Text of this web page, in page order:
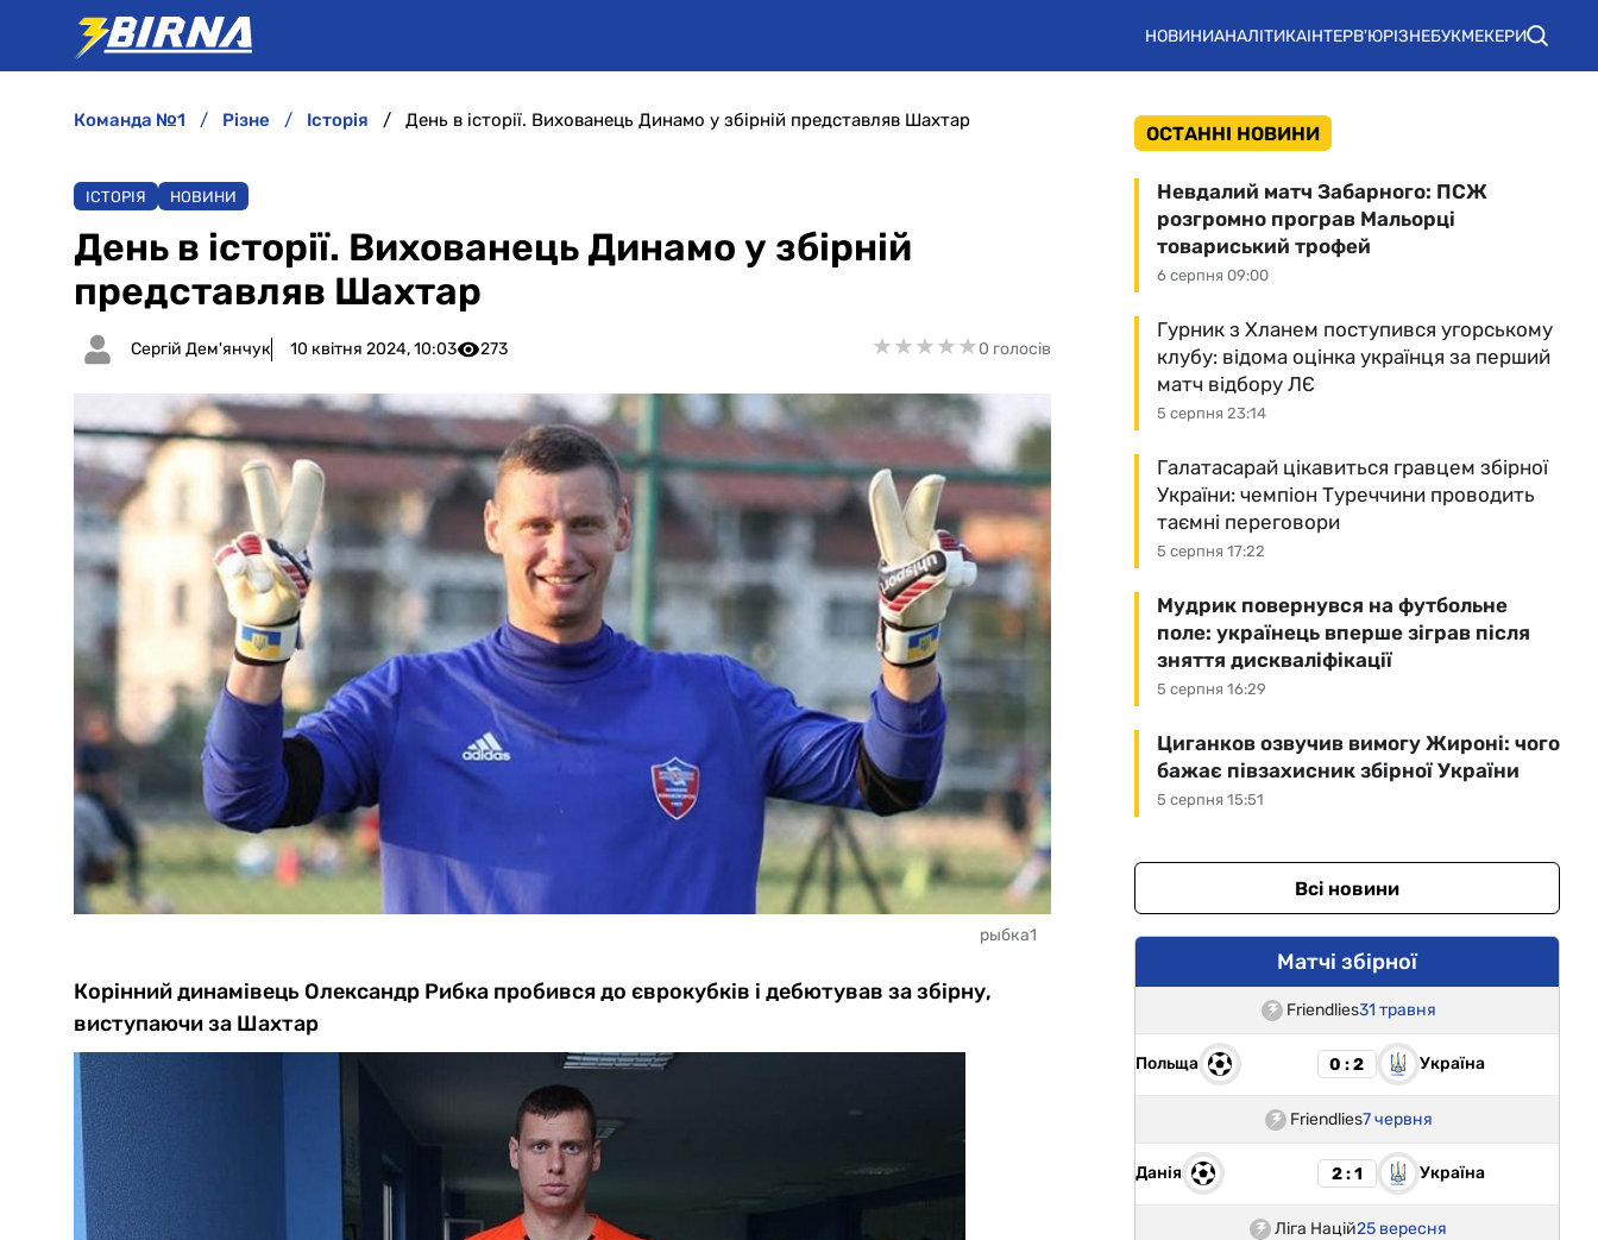
НОВИНИАНАЛІТИКАІНТЕРВ'ЮРІЗНЕБУКМЕКЕРИ
команда №1 різне історія День в історії. Вихованець Динамо у збірній представляв Шахтар
ІСТОРІЯ НОВИНИ
День в історії. Вихованець Динамо у збірній
представляв Шахтар
Сергій Дем'янчук 10 квітня 2024, 10:03 273 ★★★★★
★★★★★0 голосів
рыбка1
Корінний динамівець Олександр Рибка пробився до єврокубків і дебютував за збірну,
виступаючи за Шахтар
ОСТАННІ НОВИНИ
6 серпня 09:00
Невдалий матч Забарного: ПСЖ
розгромно програв Мальорці
товариський трофей
5 серпня 23:14
Гурник з Хланем поступився угорському
клубу: відома оцінка українця за перший
матч відбору ЛЄ
5 серпня 17:22
Галатасарай цікавиться гравцем збірної
України: чемпіон Туреччини проводить
таємні переговори
5 серпня 16:29
Мудрик повернувся на футбольне
поле: українець вперше зіграв після
зняття дискваліфікації
5 серпня 15:51
Циганков озвучив вимогу Жироні: чого
бажає півзахисник збірної України
Всі новини
Матчі збірної
Friendlies31 травня
Польща 0 : 2 Україна
Friendlies7 червня
Данія 2 : 1 Україна
Ліга Націй25 вересня